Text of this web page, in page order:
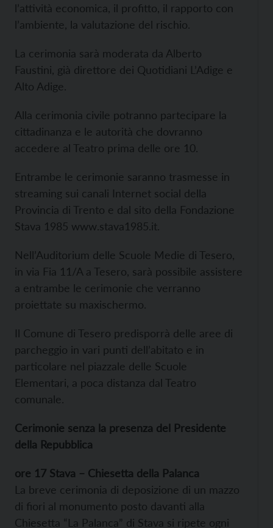
l’attività economica, il profitto, il rapporto con
l’ambiente, la valutazione del rischio.
La cerimonia sarà moderata da Alberto
Faustini, già direttore dei Quotidiani L’Adige e
Alto Adige.
Alla cerimonia civile potranno partecipare la
cittadinanza e le autorità che dovranno
accedere al Teatro prima delle ore 10.
Entrambe le cerimonie saranno trasmesse in
streaming sui canali Internet social della
Provincia di Trento e dal sito della Fondazione
Stava 1985 www.stava1985.it.
Nell’Auditorium delle Scuole Medie di Tesero,
in via Fia 11/A a Tesero, sarà possibile assistere
a entrambe le cerimonie che verranno
proiettate su maxischermo.
Il Comune di Tesero predisporrà delle aree di
parcheggio in vari punti dell’abitato e in
particolare nel piazzale delle Scuole
Elementari, a poca distanza dal Teatro
comunale.
Cerimonie senza la presenza del Presidente
della Repubblica
ore 17 Stava – Chiesetta della Palanca
La breve cerimonia di deposizione di un mazzo
di fiori al monumento posto davanti alla
Chiesetta “La Palanca” di Stava si ripete ogni